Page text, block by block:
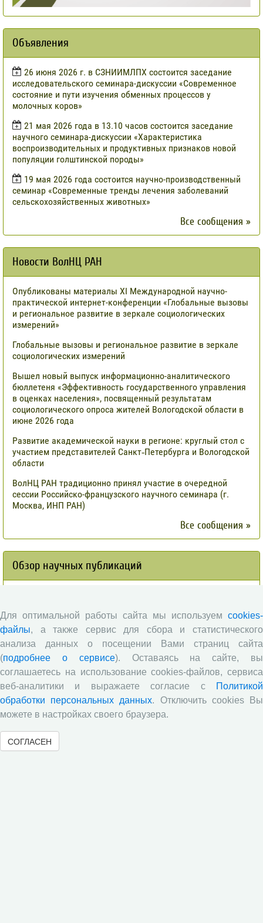
Объявления
​26 июня 2026 г. в СЗНИИМЛПХ состоится заседание
исследовательского семинара-дискуссии «Современное
состояние и пути изучения обменных процессов у
молочных коров»
21 мая 2026 года в 13.10 часов состоится заседание
научного семинара-дискуссии «Характеристика
воспроизводительных и продуктивных признаков новой
популяции голштинской породы»
19 мая 2026 года состоится научно-производственный
семинар «Современные тренды лечения заболеваний
сельскохозяйственных животных»
Все сообщения »
Новости ВолНЦ РАН
Опубликованы материалы XI Международной научно-
практической интернет-конференции «Глобальные вызовы
и региональное развитие в зеркале социологических
измерений»
Глобальные вызовы и региональное развитие в зеркале
социологических измерений
Вышел новый выпуск информационно-аналитического
бюллетеня «Эффективность государственного управления
в оценках населения», посвященный результатам
социологического опроса жителей Вологодской области в
июне 2026 года
Развитие академической науки в регионе: круглый стол с
участием представителей Санкт‑Петербурга и Вологодской
области
ВолНЦ РАН традиционно принял участие в очередной
сессии Российско-французского научного семинара (г.
Москва, ИНП РАН)
Все сообщения »
Обзор научных публикаций
исследования по оценке племенной ценности быков-
производителей голштинской поро¬ды, используемых на
популяции Вологодской области, на основе метода BLUP и
традиционным методом «дочери-сверстницы».
Опубликованы результаты исследований по изучению
питательной ценности кукурузного силоса в условиях
Вологодской области
Научными сотрудниками отдела растениеводства
доз минеральных удобрений включающих NРК и
сернокислый цинк на урожайность и кормовую ценность
Для оптимальной работы сайта мы используем cookies-
файлы, а также сервис для сбора и статистического
анализа данных о посещении Вами страниц сайта
(подробнее о сервисе). Оставаясь на сайте, вы
соглашаетесь на использование cookies-файлов, сервиса
веб-аналитики и выражаете согласие с
Политикой
обработки персональных данных. Отключить cookies Вы
можете в настройках своего браузера.
СОГЛАСЕН